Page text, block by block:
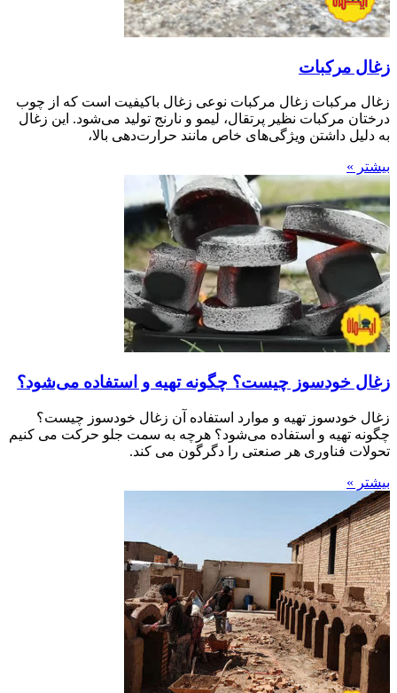
زغال مرکبات
زغال مرکبات زغال مرکبات نوعی زغال باکیفیت است که از چوب
درختان مرکبات نظیر پرتقال، لیمو و نارنج تولید می‌شود. این زغال
به دلیل داشتن ویژگی‌های خاص مانند حرارت‌دهی بالا،
بیشتر »
زغال خودسوز چیست؟ چگونه تهیه و استفاده می‌شود؟
زغال خودسوز تهیه و موارد استفاده آن زغال خودسوز چیست؟
چگونه تهیه و استفاده می‌شود؟ هرچه به سمت جلو حرکت می کنیم
تحولات فناوری هر صنعتی را دگرگون می کند.
بیشتر »